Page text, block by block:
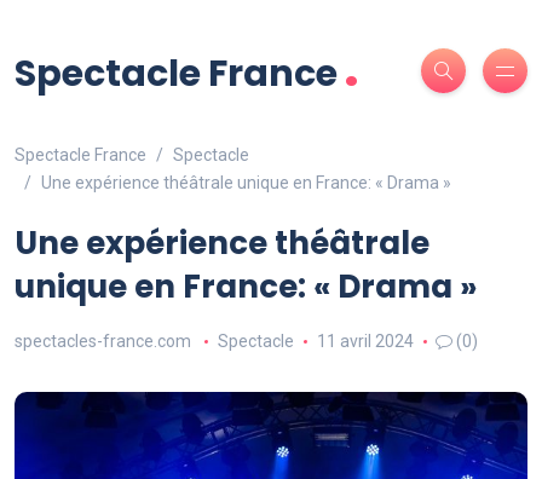
Spectacle France.
Spectacle France
Spectacle
Une expérience théâtrale unique en France: « Drama »
Une expérience théâtrale
unique en France: « Drama »
spectacles-france.com Spectacle 11 avril 2024 (0)